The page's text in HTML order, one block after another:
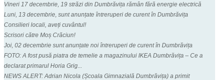
Vineri 17 decembrie, 19 străzi din Dumbrăvița rămân fără energie electrică
Luni, 13 decembrie, sunt anunțate întreruperi de curent în Dumbrăvița
Consilieri locali, aveți cuvântul!
Scrisori către Moș Crăciun!
Joi, 02 decembrie sunt anunțate noi întreruperi de curent în Dumbrăvița
FOTO: A fost pusă piatra de temelie a magazinului IKEA Dumbrăvița – Ce a
declarat primarul Horia Grig...
NEWS ALERT: Adrian Nicola (Școala Gimnazială Dumbrăvița) a primit